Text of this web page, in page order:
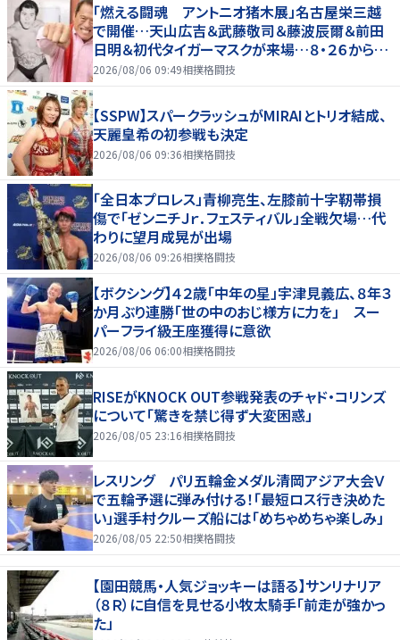
「燃える闘魂 アントニオ猪木展」名古屋栄三越
で開催…天山広吉＆武藤敬司＆藤波辰爾＆前田
日明＆初代タイガーマスクが来場…８・２６から９・
７まで
2026/08/06 09:49相撲格闘技
【SSPW】スパークラッシュがMIRAIとトリオ結成、
天麗皇希の初参戦も決定
2026/08/06 09:36相撲格闘技
「全日本プロレス」青柳亮生、左膝前十字靭帯損
傷で「ゼンニチＪｒ．フェスティバル」全戦欠場…代
わりに望月成晃が出場
2026/08/06 09:26相撲格闘技
【ボクシング】４２歳「中年の星」宇津見義広、８年３
か月ぶり連勝「世の中のおじ様方に力を」 スー
パーフライ級王座獲得に意欲
2026/08/06 06:00相撲格闘技
RISEがKNOCK OUT参戦発表のチャド・コリンズ
について「驚きを禁じ得ず大変困惑」
2026/08/05 23:16相撲格闘技
レスリング パリ五輪金メダル清岡アジア大会Ｖ
で五輪予選に弾み付ける！「最短ロス行き決めた
い」選手村クルーズ船には「めちゃめちゃ楽しみ」
2026/08/05 22:50相撲格闘技
【園田競馬・人気ジョッキーは語る】サンリナリア
（８Ｒ）に自信を見せる小牧太騎手「前走が強かっ
た」